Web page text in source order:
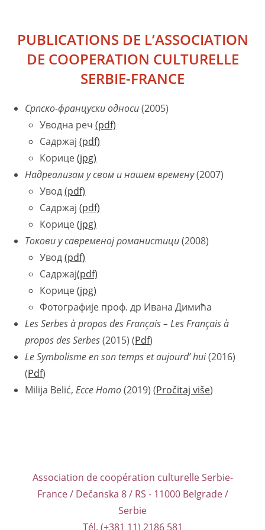
PUBLICATIONS DE L’ASSOCIATION
DE COOPERATION CULTURELLE
SERBIE-FRANCE
Српско-француски односи(2005)
Уводна реч(pdf)
Садржај(pdf)
Корице(jpg)
Надреализам у свом и нашем времену(2007)
Увод(pdf)
Садржај(pdf)
Корице(jpg)
Токови у савременој романистици(2008)
Увод(pdf)
Садржај(pdf)
Корице(jpg)
Фотографије проф. др Ивана Димића
Les Serbes à propos des Français – Les Français à
propos des Serbes(2015) (Pdf)
Le Symbolisme en son temps et aujourd’ hui(2016)
(Pdf)
Milija Belić,Ecce Homo(2019) (Pročitaj više)
Association de coopération culturelle Serbie-
France / Dečanska 8 / RS - 11000 Belgrade /
Serbie
Tél. (+381 11) 2186 581